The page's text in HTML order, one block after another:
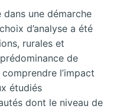
une démarche
d’analyse a été
rurales et
de
l’impact
étudiés
dont le niveau de